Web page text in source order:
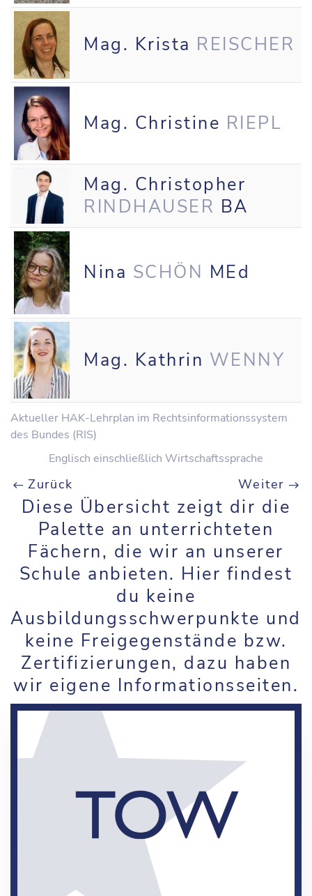
Mag. Krista REISCHER
Mag. Christine RIEPL
Mag. Christopher
RINDHAUSER BA
Nina SCHÖN MEd
Mag. Kathrin WENNY
Aktueller HAK-Lehrplan im Rechtsinformationssystem
des Bundes (RIS)
Englisch einschließlich Wirtschaftssprache
Zurück Weiter
Diese Übersicht zeigt dir die
Palette an unterrichteten
Fächern, die wir an unserer
Schule anbieten. Hier findest
du keine
Ausbildungsschwerpunkte und
keine Freigegenstände bzw.
Zertifizierungen, dazu haben
wir eigene Informationsseiten.